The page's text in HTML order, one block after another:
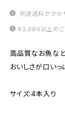
別途送料がかか
¥3,980以上のご
高品質なお魚な
おいしさが口いっ
サイズ:4本入り